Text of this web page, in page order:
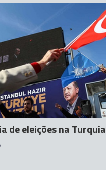
de eleições na Turquia